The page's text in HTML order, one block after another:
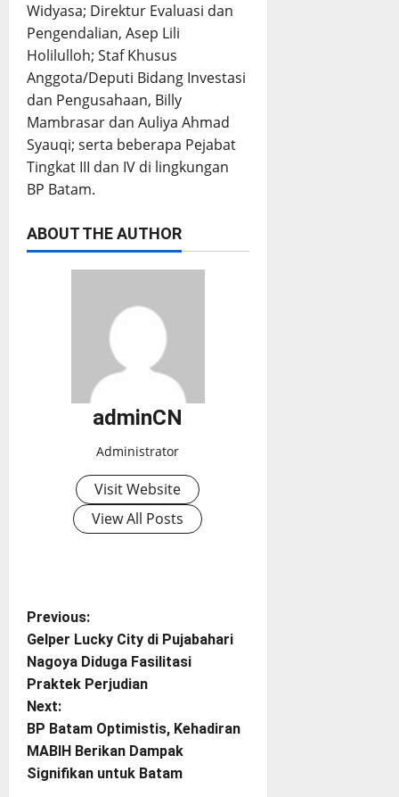
Widyasa; Direktur Evaluasi dan
Pengendalian, Asep Lili
Holilulloh; Staf Khusus
Anggota/Deputi Bidang Investasi
dan Pengusahaan, Billy
Mambrasar dan Auliya Ahmad
Syauqi; serta beberapa Pejabat
Tingkat III dan IV di lingkungan
BP Batam.
ABOUT THE AUTHOR
adminCN
Administrator
Visit Website
View All Posts
P
o
s
t
n
Previous:
Gelper Lucky City di Pujabahari
Nagoya Diduga Fasilitasi
Praktek Perjudian
Next:
BP Batam Optimistis, Kehadiran
MABIH Berikan Dampak
Signifikan untuk Batam